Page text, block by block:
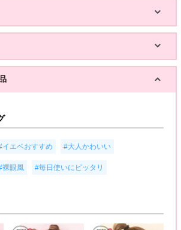
イエベおすすめ #大人かわいい
裸眼風 #毎日使いにピッタリ